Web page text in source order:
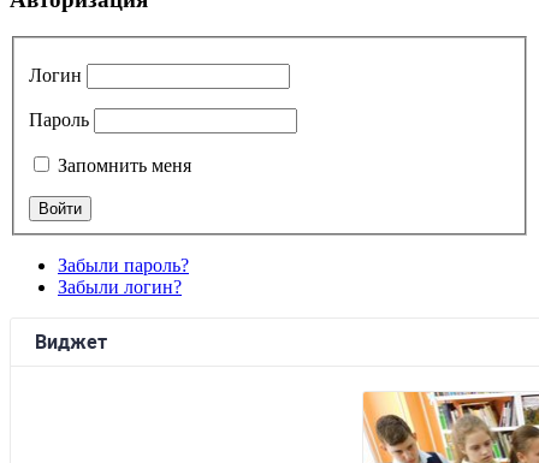
Логин
Пароль
Запомнить меня
Забыли пароль?
Забыли логин?